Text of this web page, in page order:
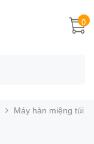
0
Máy hàn miệng túi